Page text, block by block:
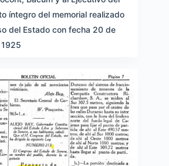
íntegro del memorial realizado
del Estado con fecha 20 de